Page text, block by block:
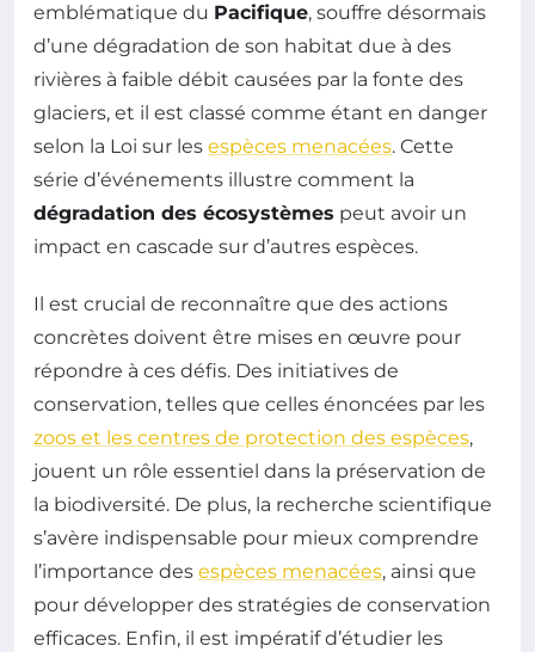
emblématique du Pacifique, souffre désormais
d’une dégradation de son habitat due à des
rivières à faible débit causées par la fonte des
glaciers, et il est classé comme étant en danger
selon la Loi sur les espèces menacées. Cette
série d’événements illustre comment la
dégradation des écosystèmes peut avoir un
impact en cascade sur d’autres espèces.
Il est crucial de reconnaître que des actions
concrètes doivent être mises en œuvre pour
répondre à ces défis. Des initiatives de
conservation, telles que celles énoncées par les
zoos et les centres de protection des espèces,
jouent un rôle essentiel dans la préservation de
la biodiversité. De plus, la recherche scientifique
s’avère indispensable pour mieux comprendre
l’importance des espèces menacées, ainsi que
pour développer des stratégies de conservation
efficaces. Enfin, il est impératif d’étudier les